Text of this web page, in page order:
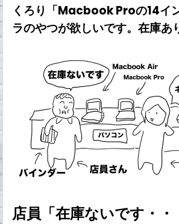
くろり「Macbook Proの14イ
ラのやつが欲しいです。在庫あ
店員「在庫ないです・・